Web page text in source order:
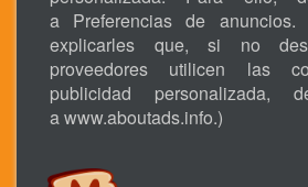
a Preferencias de anuncios.
explicarles que, si no
proveedores utilicen las
publicidad personalizada,
awww.aboutads.info.)